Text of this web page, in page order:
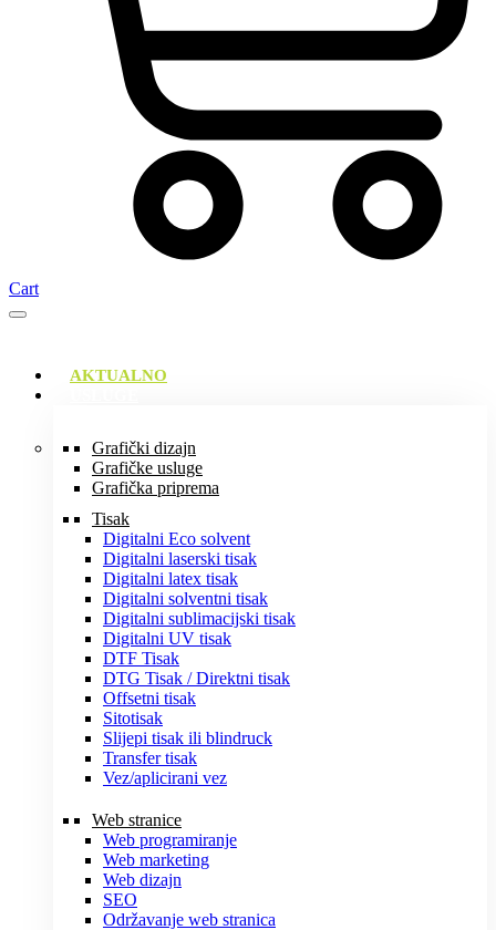
Cart
AKTUALNO
Grafički dizajn
Grafičke usluge
Grafička priprema
Tisak
Digitalni Eco solvent
Digitalni laserski tisak
Digitalni latex tisak
Digitalni solventni tisak
Digitalni sublimacijski tisak
Digitalni UV tisak
DTF Tisak
DTG Tisak / Direktni tisak
Offsetni tisak
Sitotisak
Slijepi tisak ili blindruck
Transfer tisak
Vez/aplicirani vez
Web stranice
Web programiranje
Web marketing
Web dizajn
SEO
Održavanje web stranica